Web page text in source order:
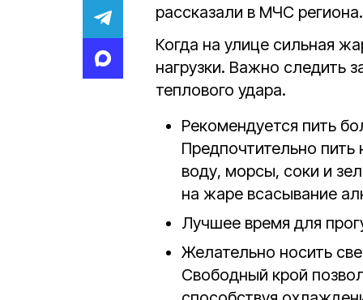
рассказали в МЧС региона.
Когда на улице сильная
нагрузки. Важно следить
теплового удара.
Рекомендуется пить
Предпочтительно
воду, морсы, соки и
на жаре всасывание
Лучшее время для
Желательно носить
Свободный крой